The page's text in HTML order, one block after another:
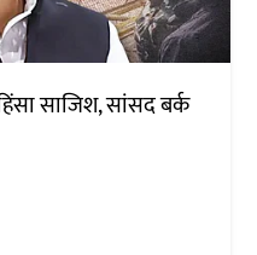
साजिश, सांसद बर्क